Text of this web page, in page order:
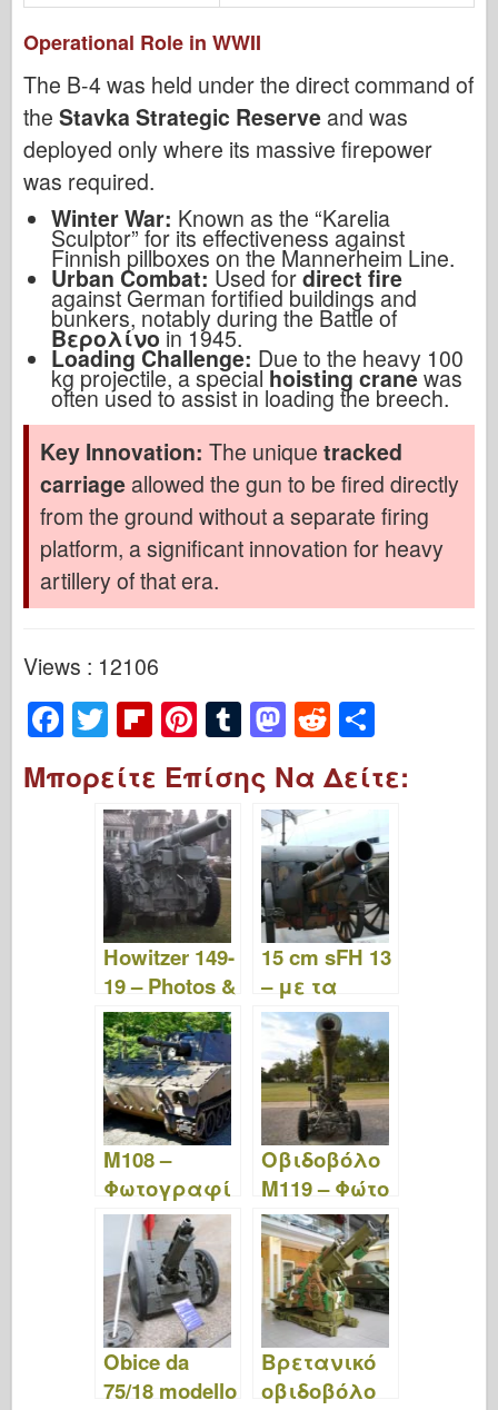
Operational Role in WWII
The B-4 was held under the direct command of
the Stavka Strategic Reserve and was
deployed only where its massive firepower
was required.
Winter War: Known as the “Karelia
Sculptor” for its effectiveness against
Finnish pillboxes on the Mannerheim Line.
Urban Combat: Used fordirect fire
against German fortified buildings and
bunkers, notably during the Battle of
Βερολίνο in 1945.
Loading Challenge: Due to the heavy 100
kg projectile, a special hoisting cranewas
often used to assist in loading the breech.
Key Innovation: The unique tracked
carriage allowed the gun to be fired directly
from the ground without a separate firing
platform, a significant innovation for heavy
artillery of that era.
Views : 12106
F
c
T
wi
tt
er
Fl
ip
b
o
ar
d
Pi
nt
er
e
st
T
m
bl
M
a
st
o
d
o
n
R
e
d
di
t
ar
e
Μπορείτε Επίσης Να Δείτε:
Howitzer 149-
19 – Photos &
Video
15 cm sFH 13
– με τα
Πόδια Γύρω
από
M108 –
Φωτογραφί
ες & Βίντεο
Οβιδοβόλο
M119 – Φώτο
&; Βίντεο
Obice da
75/18 modello
Βρετανικό
οβιδοβόλο